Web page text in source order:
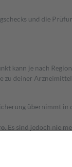
und die
kann je nach
zu deiner
übernimmt in
Es sind jedoch nie